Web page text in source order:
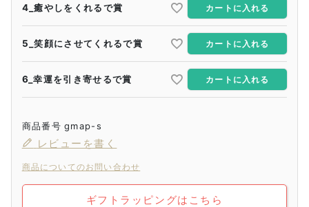
4_癒やしをくれるで賞 カートに入れる
5_笑顔にさせてくれるで賞 カートに入れる
6_幸運を引き寄せるで賞 カートに入れる
商品番号 gmap-s
レビューを書く
商品についてのお問い合わせ
ギフトラッピングはこちら